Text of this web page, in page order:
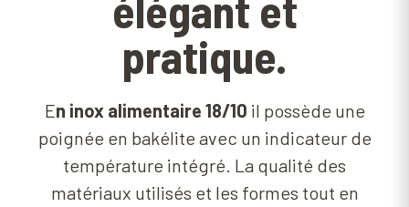
pratique.
En inox alimentaire 18/10 il possède une
poignée en bakélite avec un indicateur de
température intégré. La qualité des
matériaux utilisés et les formes tout en